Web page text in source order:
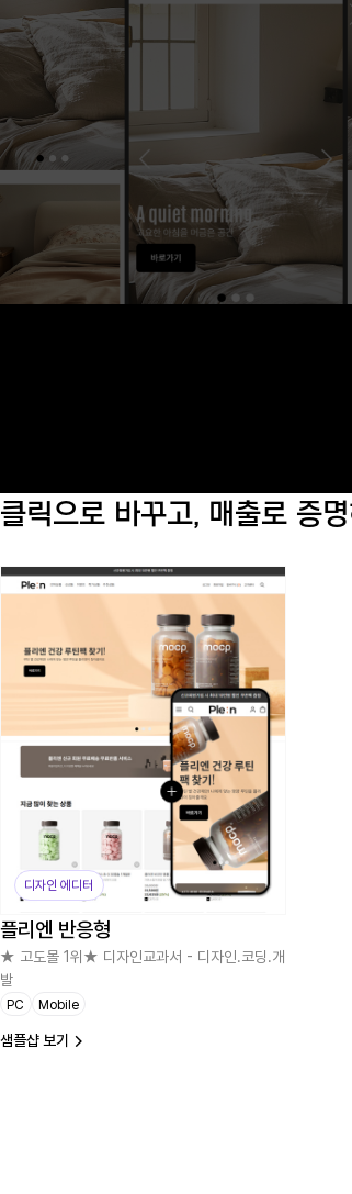
클릭으로 바꾸고, 매출로 증
디자인 에디터
플리엔 반응형
★ 고도몰 1위★ 디자인교과서 - 디자인.코딩.개
발
PC Mobile
샘플샵 보기